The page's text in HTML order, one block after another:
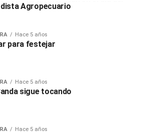
Agropecuario
Hace 5 años
para festejar
Hace 5 años
sigue tocando
Hace 5 años